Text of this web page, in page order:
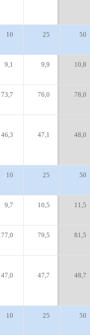
10 25 50
9,1 9,9 10,8
73,7 76,0 78,0
46,3 47,1 48,0
10 25 50
9,7 10,5 11,5
77,0 79,5 81,5
47,0 47,7 48,7
10 25 50